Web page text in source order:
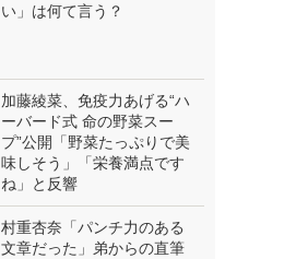
い」は何て言う？
加藤綾菜、免疫力あげる“ハ
ーバード式 命の野菜スー
プ”公開「野菜たっぷりで美
味しそう」「栄養満点です
ね」と反響
村重杏奈「パンチ力のある
文章だった」弟からの直筆